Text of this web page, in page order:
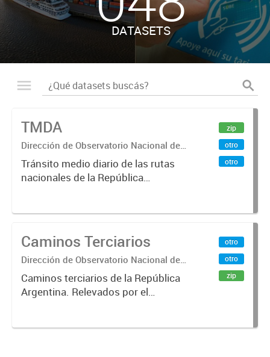
DATASETS
TMDA
Dirección de Observatorio Nacional de
Transporte
Tránsito medio diario de las rutas
nacionales de la República
2017.
zip
otro
otro
Caminos Terciarios
Dirección de Observatorio Nacional de
Transporte
Caminos terciarios de la República
Argentina. Relevados por el
otro
otro
zip